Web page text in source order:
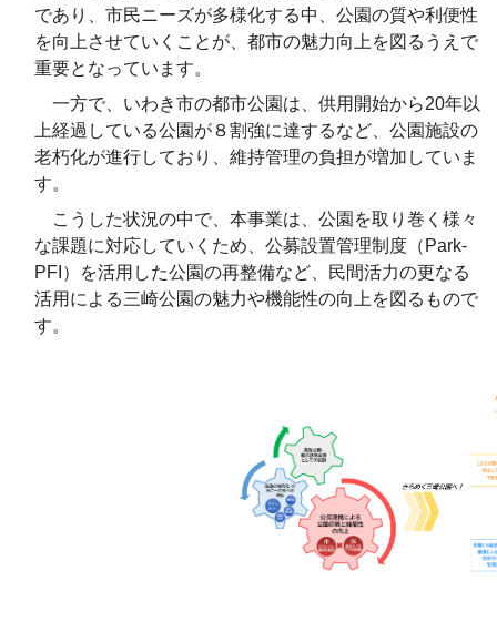
であり、市民ニーズが多様化する中、公園の質や利便性
を向上させていくことが、都市の魅力向上を図るうえで
重要となっています。
一方で、いわき市の都市公園は、供用開始から20年以
上経過している公園が８割強に達するなど、公園施設の
老朽化が進行しており、維持管理の負担が増加していま
す。
こうした状況の中で、本事業は、公園を取り巻く様々
な課題に対応していくため、公募設置管理制度（Park-
PFI）を活用した公園の再整備など、民間活力の更なる
活用による三崎公園の魅力や機能性の向上を図るもので
す。